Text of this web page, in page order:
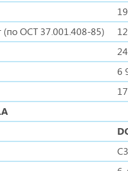
(по ОСТ 37.001.408-85)
6